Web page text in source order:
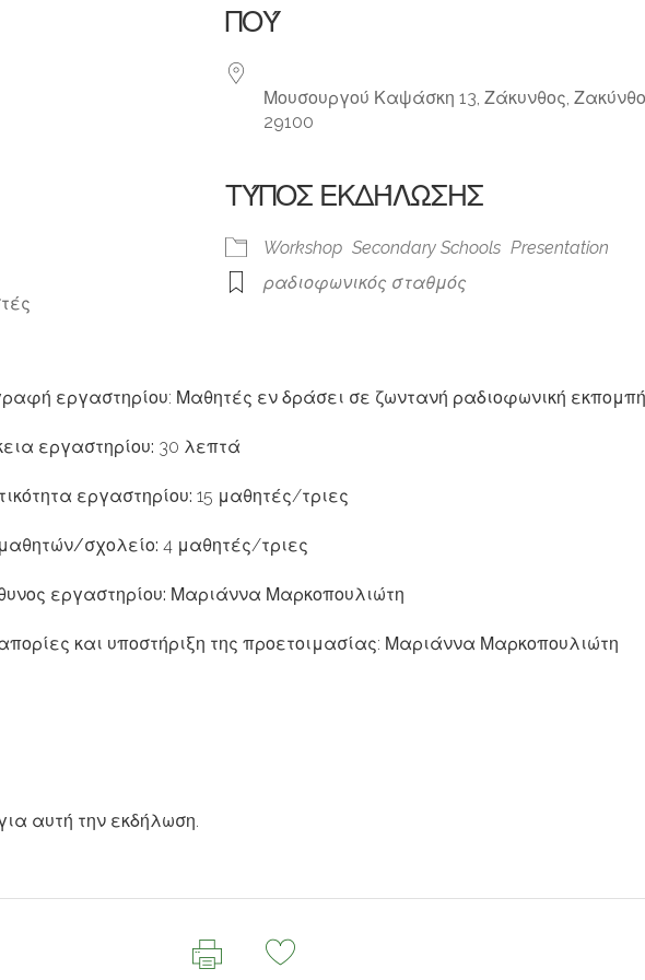
iCalendar Office 365
ΠΟΎ
Μουσουργού Καψάσκη 13, Ζάκυνθος,
29100
ΤΎΠΟΣ ΕΚΔΉΛΩΣΗΣ
Workshop Secondary Schools Presentation
ραδιοφωνικός σταθμός
εργαστηρίου: Μαθητές εν δράσει σε ζωντανή ραδιοφωνική
εργαστηρίου: 30 λεπτά
εργαστηρίου: 15 μαθητές/τριες
σχολείο: 4 μαθητές/τριες
εργαστηρίου: Μαριάννα Μαρκοπουλιώτη
και υποστήριξη της προετοιμασίας: Μαριάννα Μαρκοπουλιώτη
αυτή την εκδήλωση.